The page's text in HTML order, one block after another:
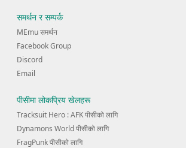
समर्थन र सम्पर्क
MEmu समर्थन
Facebook Group
Discord
Email
पीसीमा लोकप्रिय खेलहरू
Tracksuit Hero : AFK पीसीको लागि
Dynamons World पीसीको लागि
FragPunk पीसीको लागि